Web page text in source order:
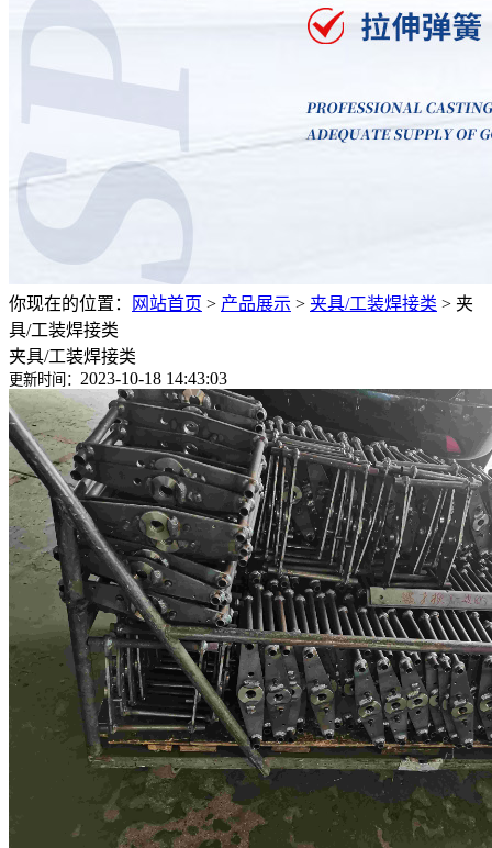
你现在的位置： 网站首页 > 产品展示 > 夹具/工装焊接类 > 夹
具/工装焊接类
夹具/工装焊接类
更新时间： 2023-10-18 14:43:03